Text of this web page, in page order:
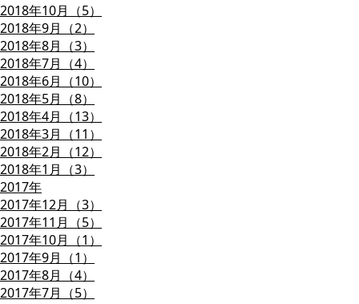
2018年10月（5）
2018年9月（2）
2018年8月（3）
2018年7月（4）
2018年6月（10）
2018年5月（8）
2018年4月（13）
2018年3月（11）
2018年2月（12）
2018年1月（3）
2017年
2017年12月（3）
2017年11月（5）
2017年10月（1）
2017年9月（1）
2017年8月（4）
2017年7月（5）